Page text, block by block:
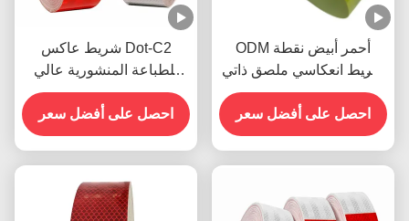
شريط عاكس Dot-C2
للطباعة المنشورية عالي
الكثافة للشاحنات
احصل على أفضل سعر
ODM أحمر أبيض نقطة
شريط انعكاسي ملصق ذاتي
مقاوم للطقس
احصل على أفضل سعر